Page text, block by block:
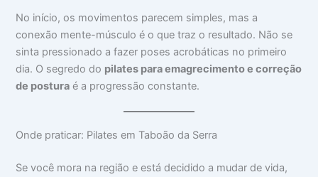
No início, os movimentos parecem simples, mas a
conexão mente-músculo é o que traz o resultado. Não se
sinta pressionado a fazer poses acrobáticas no primeiro
dia. O segredo do pilates para emagrecimento e correção
de postura é a progressão constante.
Onde praticar: Pilates em Taboão da Serra
Se você mora na região e está decidido a mudar de vida,